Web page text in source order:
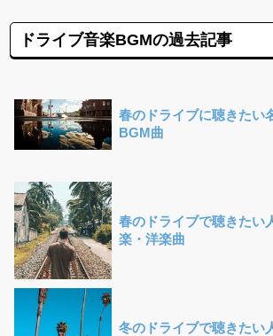
ドライブ音楽BGMの過去記事
春のドライブに聴きたい
BGM曲
春のドライブで聴きたい
楽・洋楽曲
冬のドライブで聴きたい